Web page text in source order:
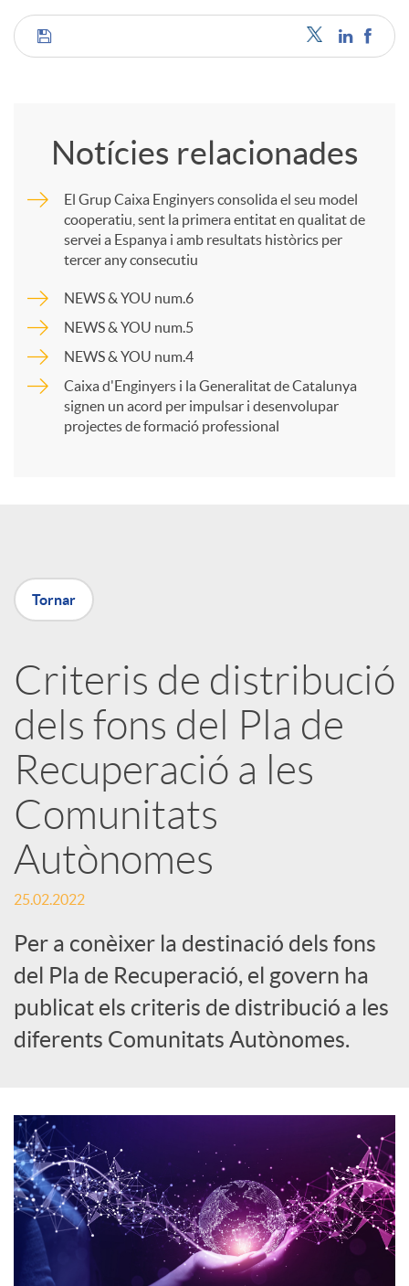
C
a
r
a
a
r
x
e
s
S
o
c
i
a
Notícies relacionades
El Grup Caixa Enginyers consolida el seu model
cooperatiu, sent la primera entitat en qualitat de
servei a Espanya i amb resultats històrics per
tercer any consecutiu
NEWS & YOU num.6
NEWS & YOU num.5
NEWS & YOU num.4
Caixa d'Enginyers i la Generalitat de Catalunya
signen un acord per impulsar i desenvolupar
projectes de formació professional
Tornar
Criteris de distribució
dels fons del Pla de
Recuperació a les
Comunitats
Autònomes
25.02.2022
Per a conèixer la destinació dels fons
del Pla de Recuperació, el govern ha
publicat els criteris de distribució a les
diferents Comunitats Autònomes.